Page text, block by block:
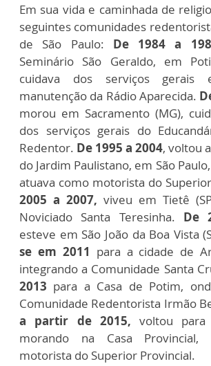
Em sua vida e caminhada de
seguintes comunidades
de São Paulo: De 1984 a
Seminário São Geraldo, em
cuidava dos serviços gerais
manutenção da Rádio Aparecida.
morou em Sacramento (MG),
dos serviços gerais do
Redentor. De 1995 a 2004, voltou
do Jardim Paulistano, em São
atuava como motorista do
2005 a 2007, viveu em Tietê
Noviciado Santa Teresinha. De
esteve em São João da Boa Vista
se em 2011 para a cidade de
integrando a Comunidade Santa
2013 para a Casa de Potim,
Comunidade Redentorista Irmão
a partir de 2015, voltou para
morando na Casa Provincial,
motorista do Superior Provincial.